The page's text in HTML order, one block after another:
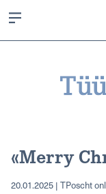
«Merry
20.01.2025 | TPoscht